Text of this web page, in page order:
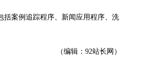
括案例追踪程序、新闻应用程序、洗
（编辑：92站长网）